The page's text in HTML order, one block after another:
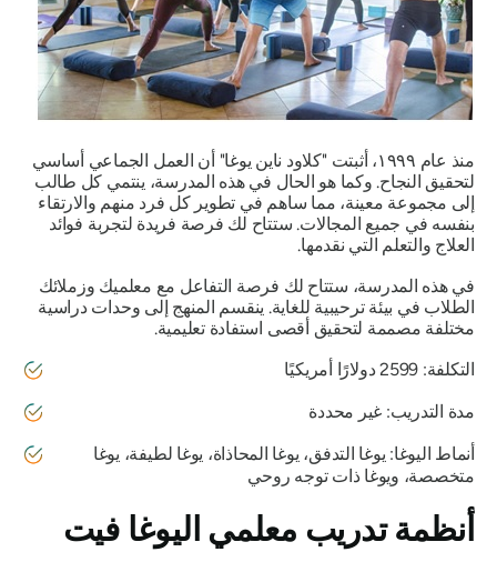
منذ عام ١٩٩٩، أثبتت "كلاود ناين يوغا" أن العمل الجماعي أساسي
لتحقيق النجاح. وكما هو الحال في هذه المدرسة، ينتمي كل طالب
إلى مجموعة معينة، مما ساهم في تطوير كل فرد منهم والارتقاء
بنفسه في جميع المجالات. ستتاح لك فرصة فريدة لتجربة فوائد
العلاج والتعلم التي نقدمها.
في هذه المدرسة، ستتاح لك فرصة التفاعل مع معلميك وزملائك
الطلاب في بيئة ترحيبية للغاية. ينقسم المنهج إلى وحدات دراسية
مختلفة مصممة لتحقيق أقصى استفادة تعليمية.
التكلفة: 2599 دولارًا أمريكيًا
مدة التدريب: غير محددة
أنماط اليوغا: يوغا التدفق، يوغا المحاذاة، يوغا لطيفة، يوغا
متخصصة، ويوغا ذات توجه روحي
أنظمة تدريب معلمي اليوغا فيت